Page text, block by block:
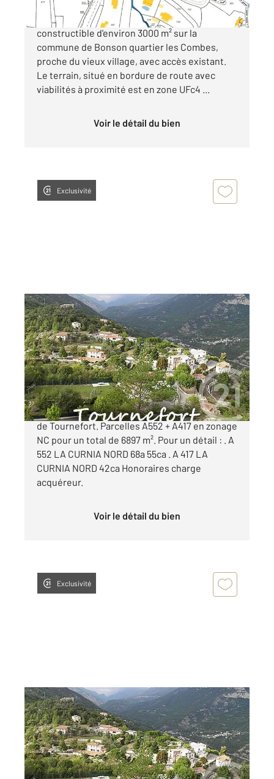
Belle opportunité ! A saisir, terrain
constructible d'environ 3000 m² sur la
commune de Bonson quartier les Combes,
proche du vieux village, avec accès existant.
Le terrain, situé en bordure de route avec
viabilités à proximité est en zone UFc4 ...
Voir le détail du bien
Exclusivité
TOURNEFORT 06
6897 m2
Ref : 1036
Terrain à vendre
59 900 €
Terrains non constructibles sur la commune
de Tournefort. Parcelles A552 + A417 en zonage
NC pour un total de 6897 m². Pour un détail : . A
552 LA CURNIA NORD 68a 55ca . A 417 LA
CURNIA NORD 42ca Honoraires charge
acquéreur.
Voir le détail du bien
Exclusivité
TOURNEFORT 06
10064 m2
Ref : 1037
Terrain à vendre
56 100 €